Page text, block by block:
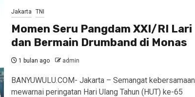
Jakarta TNI
Momen Seru Pangdam XXI/RI Lari
dan Bermain Drumband di Monas
1 bulan ago admin
BANYUWULU.COM- Jakarta – Semangat kebersamaan
mewarnai peringatan Hari Ulang Tahun (HUT) ke-65